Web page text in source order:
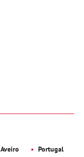
Aveiro Portugal